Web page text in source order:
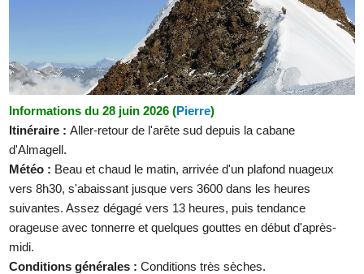
Informations du 28 juin 2026 (Pierre)
Itinéraire : Aller-retour de l'arête sud depuis la cabane
d'Almagell.
Météo : Beau et chaud le matin, arrivée d'un plafond nuageux
vers 8h30, s'abaissant jusque vers 3600 dans les heures
suivantes. Assez dégagé vers 13 heures, puis tendance
orageuse avec tonnerre et quelques gouttes en début d'après-
midi.
Conditions générales : Conditions très sèches.